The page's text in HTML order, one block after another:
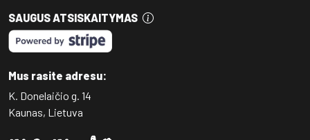
SAUGUS ATSISKAITYMAS
Mus rasite adresu:
K. Donelaičio g. 14
Kaunas, Lietuva